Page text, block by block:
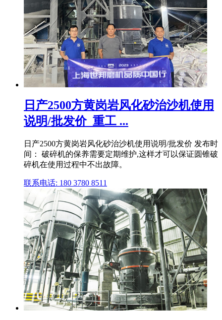
日产2500方黄岗岩风化砂治沙机使用
说明/批发价_重工 ...
日产2500方黄岗岩风化砂治沙机使用说明/批发价 发布时
间： 破碎机的保养需要定期维护,这样才可以保证圆锥破
碎机在使用过程中不出故障。
联系电话: 180 3780 8511